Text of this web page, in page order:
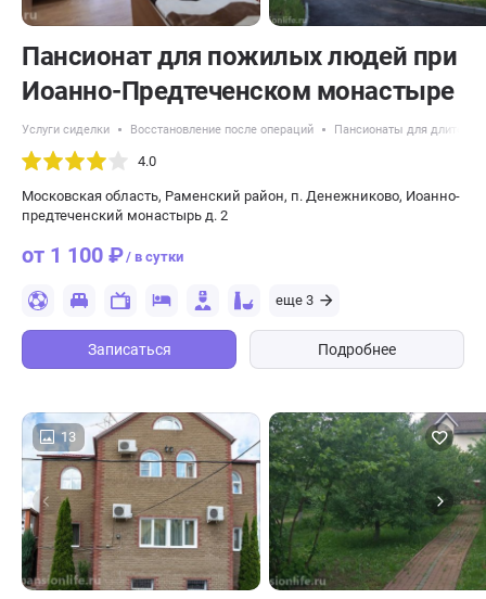
Пансионат для пожилых людей при
Иоанно-Предтеченском монастыре
Услуги сиделки Восстановление после операций Пансионаты для
4.0
Московская область, Раменский район, п. Денежниково, Иоанно-
предтеченский монастырь д. 2
от 1 100 ₽/ в сутки
еще 3
Записаться Подробнее
13